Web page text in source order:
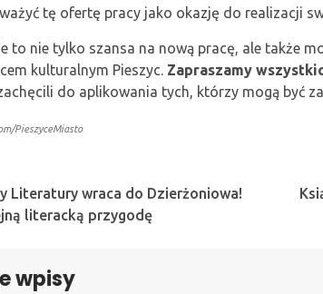
tę ofertę pracy jako okazję do realizacji
to nie tylko szansa na nową pracę, ale także
kulturalnym Pieszyc. Zapraszamy
do aplikowania tych, którzy mogą być
PieszyceMiasto
Literatury wraca do Dzierżoniowa!
literacką przygodę
wpisy